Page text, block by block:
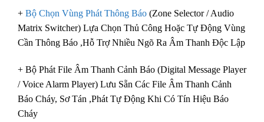
+ Bộ Chọn Vùng Phát Thông Báo (Zone Selector / Audio
Matrix Switcher) Lựa Chọn Thủ Công Hoặc Tự Động Vùng
Cần Thông Báo ,Hỗ Trợ Nhiều Ngõ Ra Âm Thanh Độc Lập
+ Bộ Phát File Âm Thanh Cảnh Báo (Digital Message Player
/ Voice Alarm Player) Lưu Sẵn Các File Âm Thanh Cảnh
Báo Cháy, Sơ Tán ,Phát Tự Động Khi Có Tín Hiệu Báo
Cháy